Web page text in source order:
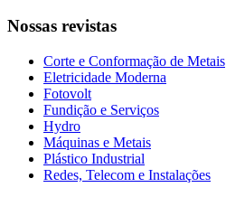
Nossas revistas
Corte e Conformação de Metais
Eletricidade Moderna
Fotovolt
Fundição e Serviços
Hydro
Máquinas e Metais
Plástico Industrial
Redes, Telecom e Instalações